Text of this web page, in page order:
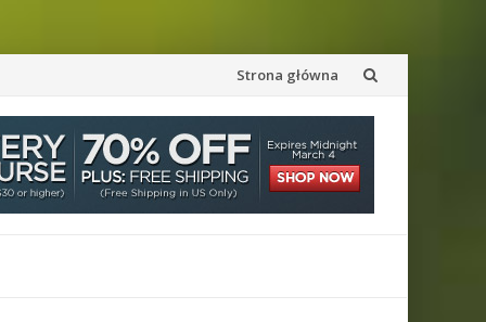
Przejdź
do
treści
Strona główna